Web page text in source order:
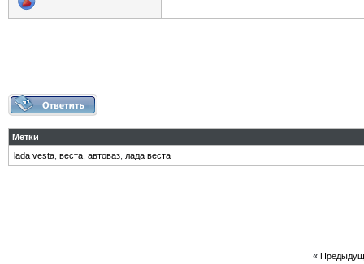
Метки
lada vesta веста автоваз лада веста
«